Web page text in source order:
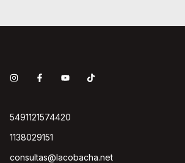
5491121574420
1138029151
consultas@lacobacha.net